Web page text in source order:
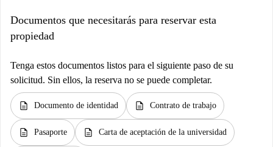
Documentos que necesitarás para reservar esta
propiedad
Tenga estos documentos listos para el siguiente paso de su
solicitud. Sin ellos, la reserva no se puede completar.
description Documento de identidad description Contrato de trabajo
description Pasaporte description Carta de aceptación de la universidad